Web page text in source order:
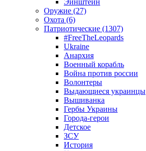
Эйнштейн
Оружие (27)
Охота (6)
Патриотические (1307)
#FreeTheLeopards
Ukraine
Анархия
Военный корабль
Война против россии
Волонтеры
Выдающиеся украинцы
Вышиванка
Гербы Украины
Города-герои
Детское
ЗСУ
История